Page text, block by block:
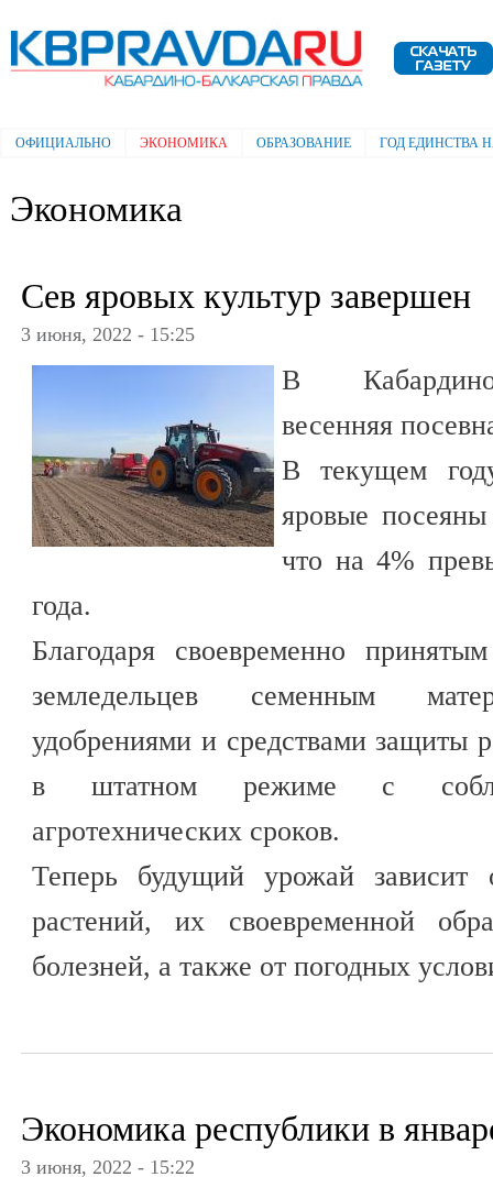
Электронная газета "Кабардино-
Балкарская правда"
Главное меню
ОФИЦИАЛЬНО ЭКОНОМИКА ОБРАЗОВАНИЕ ГОД ЕДИНСТВА
Экономика
Сев яровых культур завершен
3 июня, 2022 - 15:25
В
весенняя
В текущем
яровые
что на 4%
года.
Благодаря своевременно
земледельцев семенным
удобрениями и средствами защиты
в штатном режиме с
агротехнических сроков.
Теперь будущий урожай зависит
растений, их своевременной
болезней, а также от погодных
Экономика республики в
3 июня, 2022 - 15:22